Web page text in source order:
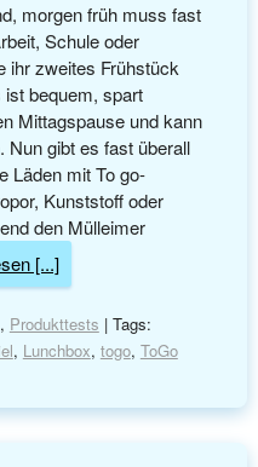
morgen früh muss fast
Schule oder
ihr zweites Frühstück
bequem, spart
Mittagspause und kann
Nun gibt es fast überall
Läden mit To go-
Kunststoff oder
den Mülleimer
[...]
, Produkttests | Tags:
, Lunchbox, togo, ToGo